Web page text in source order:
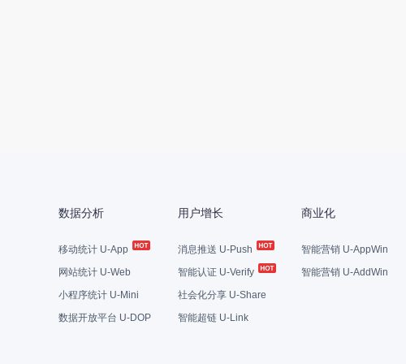
数据分析
移动统计 U-App
网站统计 U-Web
小程序统计 U-Mini
数据开放平台 U-DOP
用户增长
消息推送 U-Push
智能认证 U-Verify
社会化分享 U-Share
智能超链 U-Link
商业化
智能营销 U-AppWin
智能营销 U-AddWin